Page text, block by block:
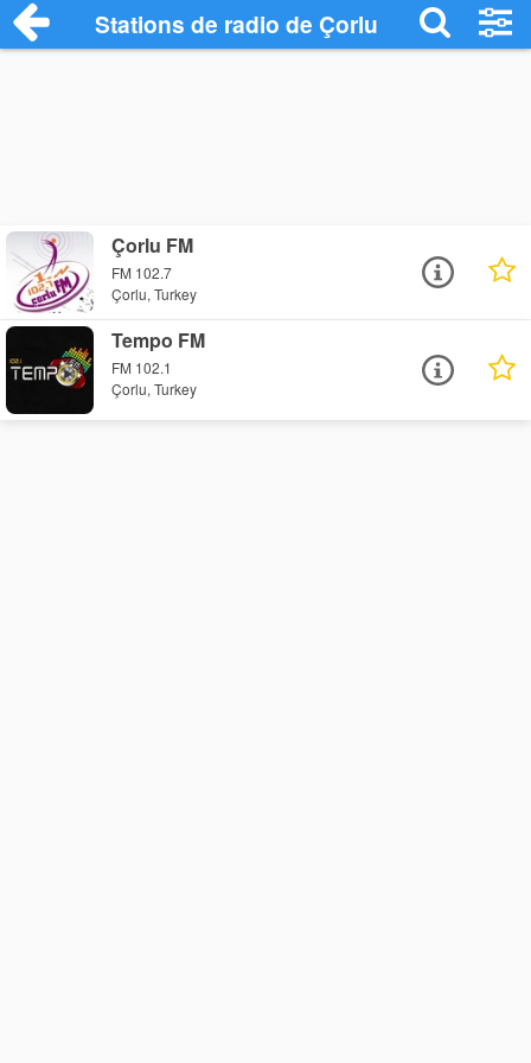
Stations de radio de Çorlu
Çorlu FM
FM 102.7
Çorlu, Turkey
Tempo FM
FM 102.1
Çorlu, Turkey